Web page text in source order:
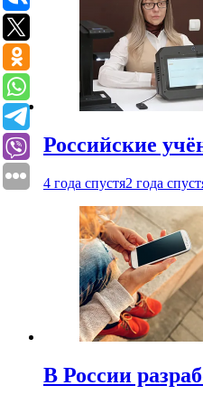
Российские
4 года спустя2 года
В России